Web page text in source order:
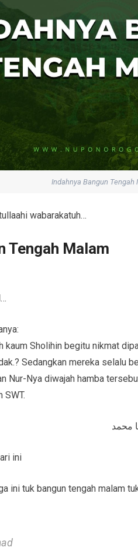
Indahnya Bangun Tengah
wabarakatuh…
Tengah Malam
kaum Sholihin begitu nikmat
Sedangkan mereka selalu
Nur-Nya diwajah hamba
SWT.
ini
ini tuk bangun tengah malam